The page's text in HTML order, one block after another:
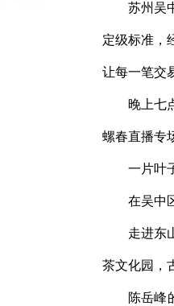
苏州吴
定级标准，
让每一笔交
晚上七
螺春直播专
一片叶
在吴中
走进东
茶文化园，
陈岳峰